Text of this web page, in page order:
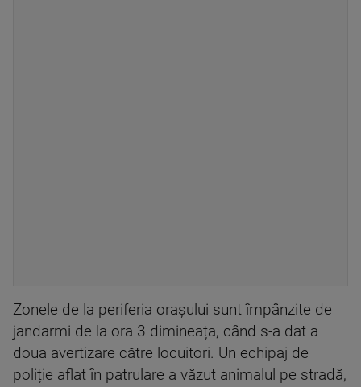
Zonele de la periferia orașului sunt împânzite de
jandarmi de la ora 3 dimineața, când s-a dat a
doua avertizare către locuitori. Un echipaj de
poliție aflat în patrulare a văzut animalul pe stradă,